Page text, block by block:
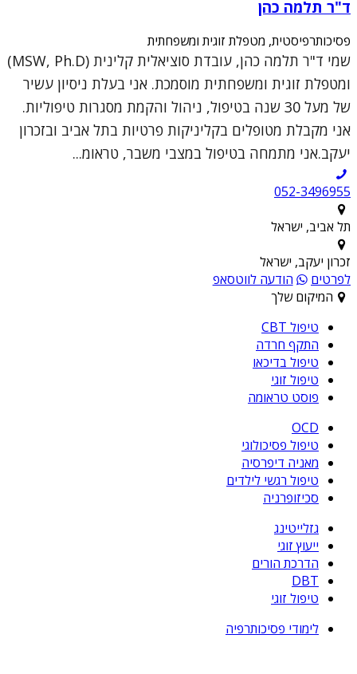
ד"ר תלמה כהן
פסיכותרפיסטית, מטפלת זוגית ומשפחתית
שמי ד"ר תלמה כהן, עובדת סוציאלית קלינית (MSW, Ph.D)
ומטפלת זוגית ומשפחתית מוסמכת. אני בעלת ניסיון עשיר
של מעל 30 שנה בטיפול, ניהול והקמת מסגרות טיפוליות.
אני מקבלת מטופלים בקליניקות פרטיות בתל אביב ובזכרון
יעקב.אני מתמחה בטיפול במצבי משבר, טראומ...
052-3496955
תל אביב, ישראל
זכרון יעקב, ישראל
לפרטים
הודעה לווטסאפ
המיקום שלך
טיפול CBT
התקף חרדה
טיפול בדיכאו
טיפול זוגי
פוסט טראומה
OCD
טיפול פסיכולוגי
מאניה דיפרסיה
טיפול רגשי לילדים
סכיזופרניה
גזלייטינג
ייעוץ זוגי
הדרכת הורים
DBT
טיפול זוגי
לימודי פסיכותרפיה